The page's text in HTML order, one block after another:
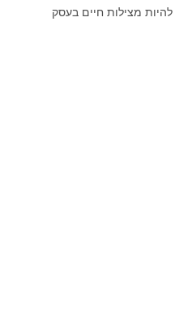
שזמינות 24/7 יכולות להיות מצילות חיים בעסק